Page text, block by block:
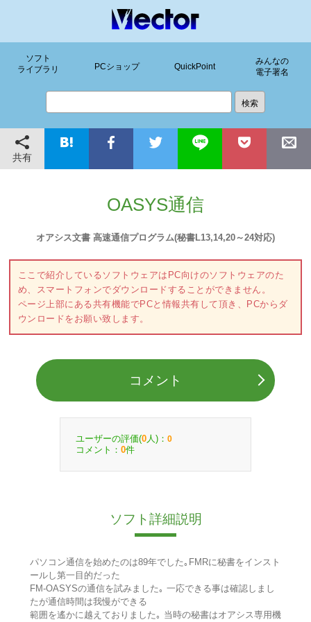
ソフト
ライブラリ
PCショップ QuickPoint
みんなの
電子署名
共有
OASYS通信
オアシス文書 高速通信プログラム(秘書L13,14,20～24対応)
ここで紹介しているソフトウェアはPC向けのソフトウェアのた
め、スマートフォンでダウンロードすることができません。
ページ上部にある共有機能でPCと情報共有して頂き、PCからダ
ウンロードをお願い致します。
コメント
ユーザーの評価(0 人)： 0
コメント： 0件
ソフト詳細説明
パソコン通信を始めたのは89年でした｡FMRに秘書をインスト
ールし第一目的だった
FM-OASYSの通信を試みました｡ 一応できる事は確認しまし
たが通信時間は我慢ができる
範囲を遙かに越えておりました｡ 当時の秘書はオアシス専用機